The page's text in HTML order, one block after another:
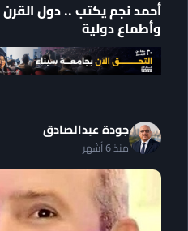
أحمد نجم يكتب .. دول
وأطماع دولية
جودة عبدالصادق
منذ 6 أشهر